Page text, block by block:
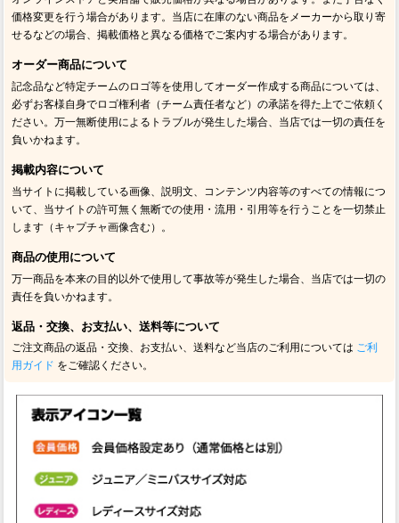
価格変更を行う場合があります。当店に在庫のない商品をメーカーから取り寄
せるなどの場合、掲載価格と異なる価格でご案内する場合があります。
オーダー商品について
記念品など特定チームのロゴ等を使用してオーダー作成する商品については、
必ずお客様自身でロゴ権利者（チーム責任者など）の承諾を得た上でご依頼く
ださい。万一無断使用によるトラブルが発生した場合、当店では一切の責任を
負いかねます。
掲載内容について
当サイトに掲載している画像、説明文、コンテンツ内容等のすべての情報につ
いて、当サイトの許可無く無断での使用・流用・引用等を行うことを一切禁止
します（キャプチャ画像含む）。
商品の使用について
万一商品を本来の目的以外で使用して事故等が発生した場合、当店では一切の
責任を負いかねます。
返品・交換、お支払い、送料等について
ご注文商品の返品・交換、お支払い、送料など当店のご利用については ご利
用ガイド をご確認ください。